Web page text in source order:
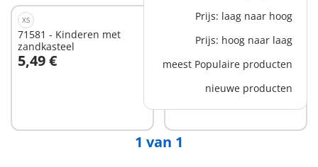
Prijs: laag naar hoog
Prijs: hoog naar laag
meest Populaire producten
nieuwe producten
XS
71581 - Kinderen met
zandkasteel
5,49 €
In winkelwagen
71584 - Heks met bezem
5,49 €
beschikbaar
1 van 1